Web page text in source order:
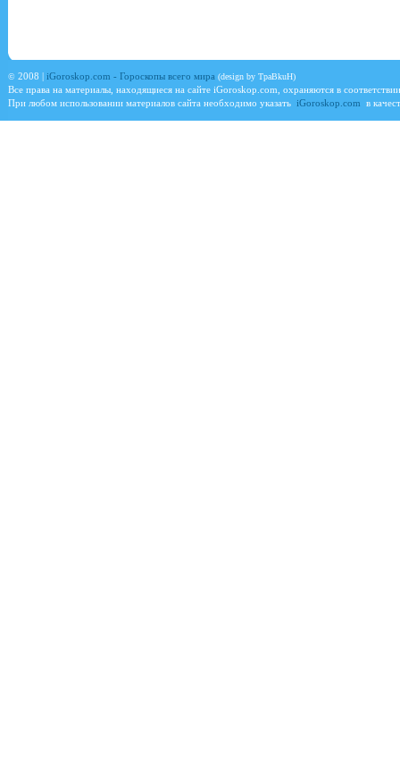
© 2008 | iGoroskop.com - Гороскопы всего мира (design by TpaBkuH)
Все права на материалы, находящиеся на сайте iGoroskop.com , охраняются в
При любом использовании материалов сайта необходимо указать iGoroskop.com в